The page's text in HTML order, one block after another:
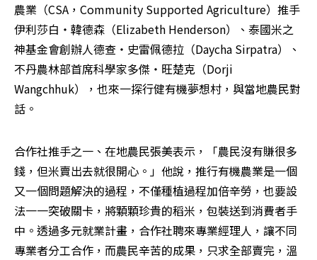
農業（CSA，Community Supported Agriculture）推手
伊利莎白‧韓德森（Elizabeth Henderson）、泰國米之
神基金會創辦人德查‧史雷佩德拉（Daycha Sirpatra）、
不丹農林部首席科學家多傑‧旺楚克（Dorji
Wangchhuk），也來一探行健有機夢想村，與當地農民對
話。
合作社推手之一、在地農民張美表示，「農民沒有賺很多
錢，但米賣出去就很開心。」他說，推行有機農業是一個
又一個問題解決的過程，不僅種植過程加倍辛勞，也要設
法一一突破關卡，將顆顆珍貴的稻米，包裝送到消費者手
中。透過多元就業計畫，合作社聘來專業經理人，讓不同
專業者分工合作，而農民辛苦的成果，只求全部賣完，溫